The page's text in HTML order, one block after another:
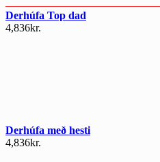
Derhúfa Top dad
4,836kr.
Derhúfa með hesti
4,836kr.